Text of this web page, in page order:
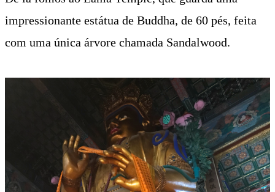
impressionante estátua de Buddha, de 60 pés, feita
com uma única árvore chamada Sandalwood.